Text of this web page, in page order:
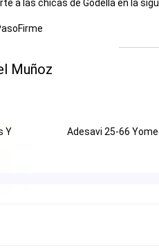
a las chicas de Godella en la
Muñoz
Y
Adesavi 25-66